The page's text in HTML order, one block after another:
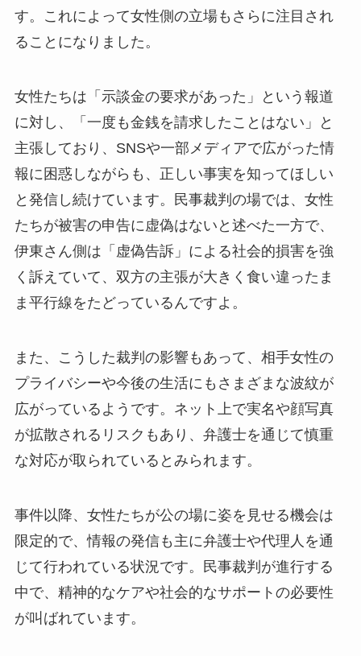
す。これによって女性側の立場もさらに注目され
ることになりました。
女性たちは「示談金の要求があった」という報道
に対し、「一度も金銭を請求したことはない」と
主張しており、SNSや一部メディアで広がった情
報に困惑しながらも、正しい事実を知ってほしい
と発信し続けています。民事裁判の場では、女性
たちが被害の申告に虚偽はないと述べた一方で、
伊東さん側は「虚偽告訴」による社会的損害を強
く訴えていて、双方の主張が大きく食い違ったま
ま平行線をたどっているんですよ。
また、こうした裁判の影響もあって、相手女性の
プライバシーや今後の生活にもさまざまな波紋が
広がっているようです。ネット上で実名や顔写真
が拡散されるリスクもあり、弁護士を通じて慎重
な対応が取られているとみられます。
事件以降、女性たちが公の場に姿を見せる機会は
限定的で、情報の発信も主に弁護士や代理人を通
じて行われている状況です。民事裁判が進行する
中で、精神的なケアや社会的なサポートの必要性
が叫ばれています。